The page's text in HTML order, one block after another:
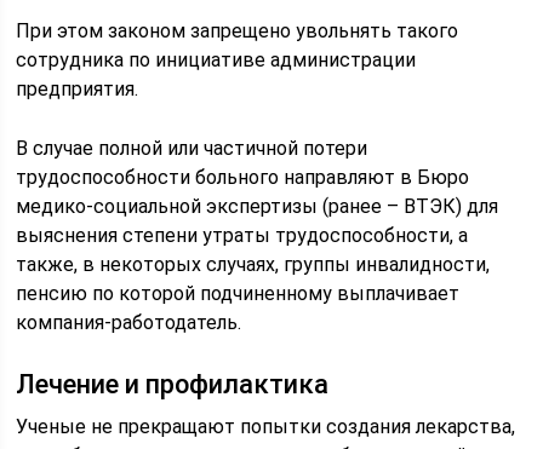
При этом законом запрещено увольнять такого
сотрудника по инициативе администрации
предприятия.
В случае полной или частичной потери
трудоспособности больного направляют в Бюро
медико-социальной экспертизы (ранее – ВТЭК) для
выяснения степени утраты трудоспособности, а
также, в некоторых случаях, группы инвалидности,
пенсию по которой подчиненному выплачивает
компания-работодатель.
Лечение и профилактика
Ученые не прекращают попытки создания лекарства,